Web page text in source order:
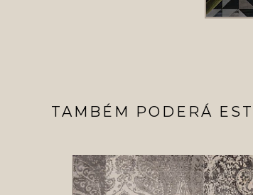
TAMBÉM PODERÁ